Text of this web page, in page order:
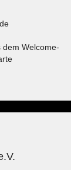
dem Welcome-